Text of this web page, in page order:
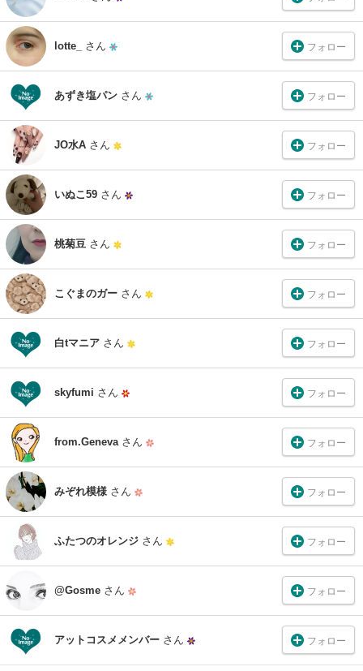
lotte_ さん フォロー
あずき塩パン さん フォロー
JO水A さん フォロー
いぬこ59 さん フォロー
桃菊豆 さん フォロー
こぐまのガー さん フォロー
白tマニア さん フォロー
skyfumi さん フォロー
from.Geneva さん フォロー
みぞれ模様 さん フォロー
ふたつのオレンジ さん フォロー
@Gosme さん フォロー
アットコスメメンバー さん フォロー